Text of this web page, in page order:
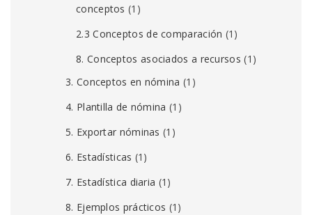
conceptos (1)
2.3 Conceptos de comparación (1)
8. Conceptos asociados a recursos (1)
3. Conceptos en nómina (1)
4. Plantilla de nómina (1)
5. Exportar nóminas (1)
6. Estadísticas (1)
7. Estadística diaria (1)
8. Ejemplos prácticos (1)